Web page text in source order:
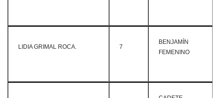
LIDIA GRIMAL ROCA. 7
BENJAMÍN
FEMENINO